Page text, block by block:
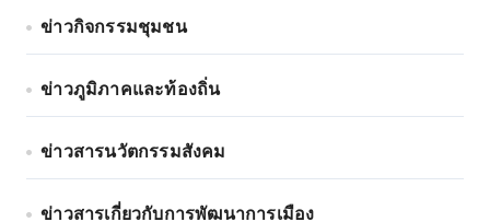
ข่าวกิจกรรมชุมชน
ข่าวภูมิภาคและท้องถิ่น
ข่าวสารนวัตกรรมสังคม
ข่าวสารเกี่ยวกับการพัฒนาการเมือง